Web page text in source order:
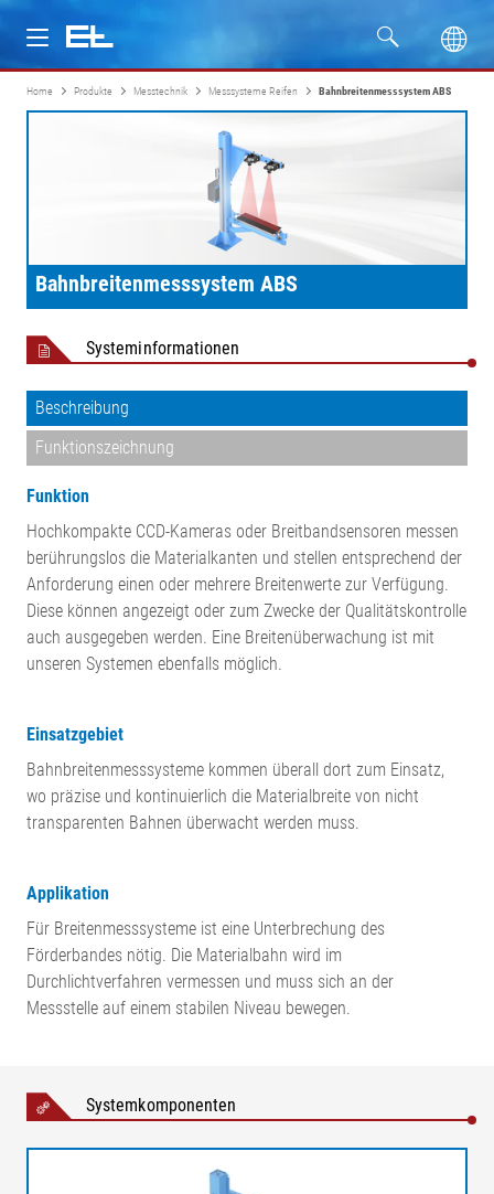
Produkte
Unternehmen
Home Produkte Messtechnik Messsysteme Reifen Bahnbreitenmesssystem ABS
Bahnbreitenmesssystem ABS
Systeminformationen
Beschreibung
Funktionszeichnung
Funktion
Hochkompakte CCD-Kameras oder Breitbandsensoren messen
berührungslos die Materialkanten und stellen entsprechend der
Anforderung einen oder mehrere Breitenwerte zur Verfügung.
Diese können angezeigt oder zum Zwecke der Qualitätskontrolle
auch ausgegeben werden. Eine Breitenüberwachung ist mit
unseren Systemen ebenfalls möglich.
Einsatzgebiet
Bahnbreitenmesssysteme kommen überall dort zum Einsatz,
wo präzise und kontinuierlich die Materialbreite von nicht
transparenten Bahnen überwacht werden muss.
Applikation
Für Breitenmesssysteme ist eine Unterbrechung des
Förderbandes nötig. Die Materialbahn wird im
Durchlichtverfahren vermessen und muss sich an der
Messstelle auf einem stabilen Niveau bewegen.
Systemkomponenten